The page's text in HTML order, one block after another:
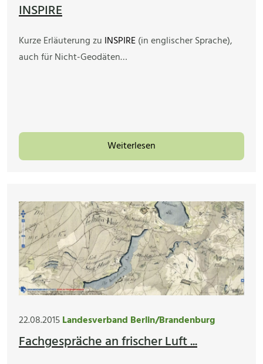
INSPIRE
Kurze Erläuterung zu INSPIRE(in englischer Sprache),
auch für Nicht-Geodäten…
Weiterlesen
22.08.2015Landesverband Berlin/Brandenburg
Fachgespräche an frischer Luft ...